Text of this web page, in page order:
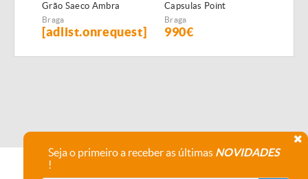
Grão Saeco Ambra
Braga
[adlist.onrequest]
Capsulas Point
Profissional 2 Grupos
Braga
990€
Seja o primeiro a receber as últimas NOVIDADES
!